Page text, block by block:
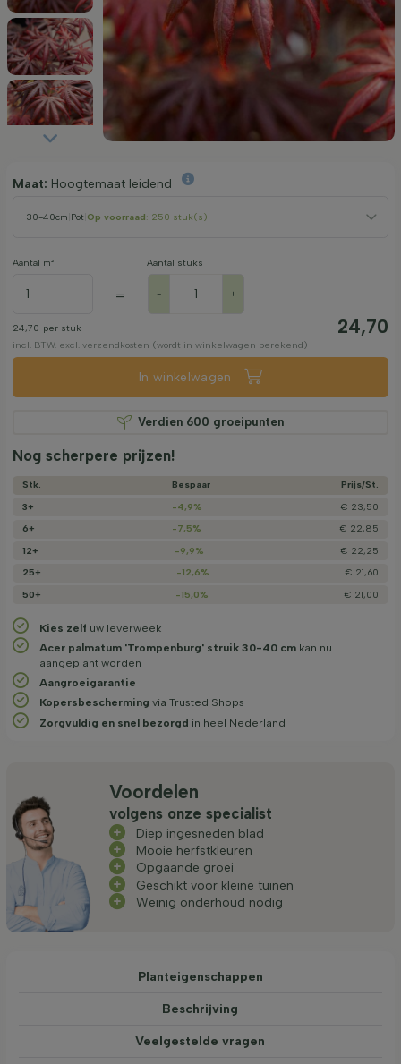
Maat: Hoogtemaat leidend
30-40cm Pot Op voorraad: 250 stuk(s)
Aantal m²
=
Aantal stuks
- +
24,70 per stuk 24,70
incl. BTW. excl. verzendkosten (wordt in winkelwagen berekend)
In winkelwagen
Verdien 600 groeipunten
Nog scherpere prijzen!
Stk. Bespaar
Prijs/­St.
3+
-4,9%
€ 23,50
6+
-7,5%
€ 22,85
12+
-9,9%
€ 22,25
25+
-12,6%
€ 21,60
50+
-15,0% € 21,00
Kies zelf uw leverweek
Acer palmatum 'Trompenburg' struik 30-40 cm kan nu
aangeplant worden
Aangroeigarantie
Kopersbescherming via Trusted Shops
Zorgvuldig en snel bezorgd in heel Nederland
Voordelen
volgens onze specialist
Diep ingesneden blad
Mooie herfstkleuren
Opgaande groei
Geschikt voor kleine tuinen
Weinig onderhoud nodig
Planteigenschappen
Beschrijving
Veelgestelde vragen